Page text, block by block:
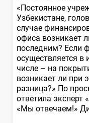
«Постоянное
Узбекистане,
случае
офиса возникает
последним? Если
осуществляется в
числе – на
возникает ли при
разница?» По
ответила эксперт
«Мы отвечаем!»